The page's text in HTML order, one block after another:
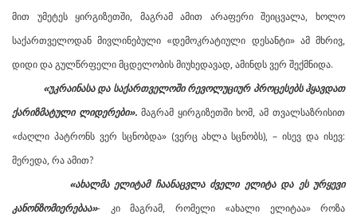
მით უმეტეს ყირგიზეთში, მაგრამ ამით არაფერი შეიცვალა, ხოლო
საქართველოდან მივლინებული «დემოკრატიული დესანტი» ამ მხრივ,
დიდი და გულწრფელი მცდელობის მიუხედავად, ამინდს ვერ შექმნიდა.
«უკრაინასა და საქართველოში რევოლუციურ პროცესებს ჰყავდათ
ქარიზმატული ლიდერები».მაგრამ ყირგიზეთში ხომ, ამ თვალსაზრისით
«ძაღლი პატრონს ვერ სცნობდა» (ვერც ახლა სცნობს), – ისევ და ისევ:
მერედა, რა ამით?
«ახალმა ელიტამ ჩაანაცვლა ძველი ელიტა და ეს ურყევი
კანონზომიერებაა»- კი მაგრამ, რომელი «ახალი ელიტაა» როზა